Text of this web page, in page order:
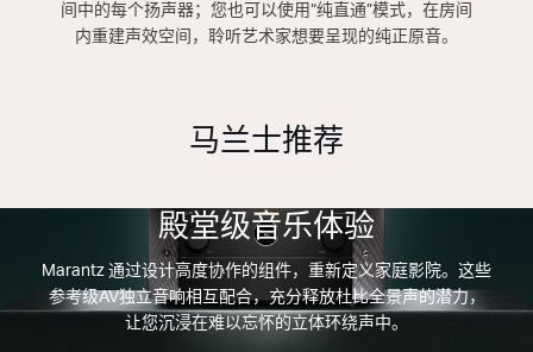
间中的每个扬声器；您也可以使用“纯直通”模式，在房间
内重建声效空间，聆听艺术家想要呈现的纯正原音。
马兰士推荐
殿堂级音乐体验
Marantz 通过设计高度协作的组件，重新定义家庭影院。这些
参考级AV独立音响相互配合，充分释放杜比全景声的潜力，
让您沉浸在难以忘怀的立体环绕声中。